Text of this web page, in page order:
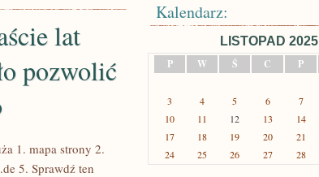
lat
pozwolić
1. mapa strony 2.
5. Sprawdź ten
Kalendarz:
LISTOPAD 2025
P
W Ś C P
3
4 5 6 7
10
11 12 13 14
17
18 19 20 21
24
25 26 27 28